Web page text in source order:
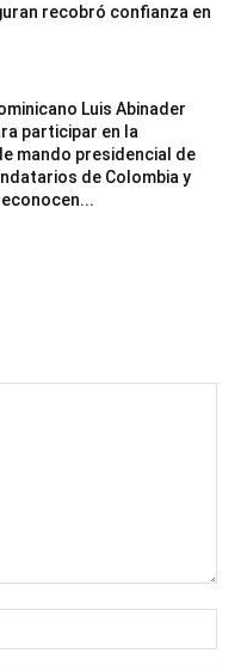
recobró confianza en
Luis Abinader
participar en la
mando presidencial de
de Colombia y